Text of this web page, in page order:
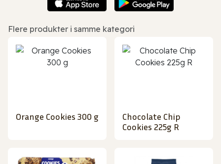
Flere produkter i samme kategori
Orange Cookies 300 g
Chocolate Chip
Cookies 225g R